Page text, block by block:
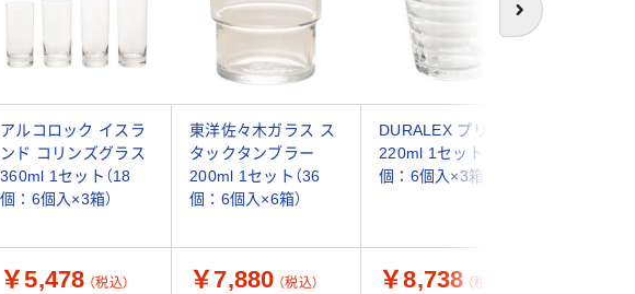
次へ
アルコロック イスラ
ンド コリンズグラス
360ml 1セット（18
個：6個入×3箱）
東洋佐々木ガラス ス
タックタンブラー
200ml 1セット（36
個：6個入×6箱）
DURALEX プリズム
220ml 1セット（18
個：6個入×3箱）
￥5,478 （税込） ￥7,880 （税込） ￥8,738 （税込）